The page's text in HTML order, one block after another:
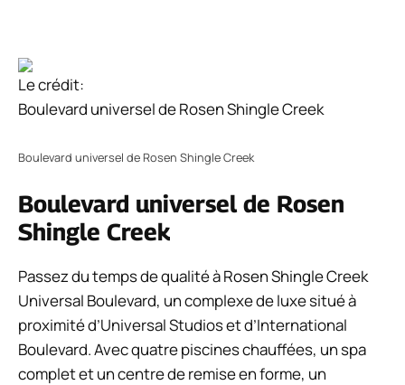
Le crédit:
Boulevard universel de Rosen Shingle Creek
Boulevard universel de Rosen Shingle Creek
Boulevard universel de Rosen
Shingle Creek
Passez du temps de qualité à Rosen Shingle Creek
Universal Boulevard, un complexe de luxe situé à
proximité d’Universal Studios et d’International
Boulevard. Avec quatre piscines chauffées, un spa
complet et un centre de remise en forme, un